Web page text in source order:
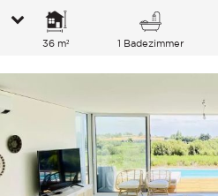
36 m² 1 Badezimmer